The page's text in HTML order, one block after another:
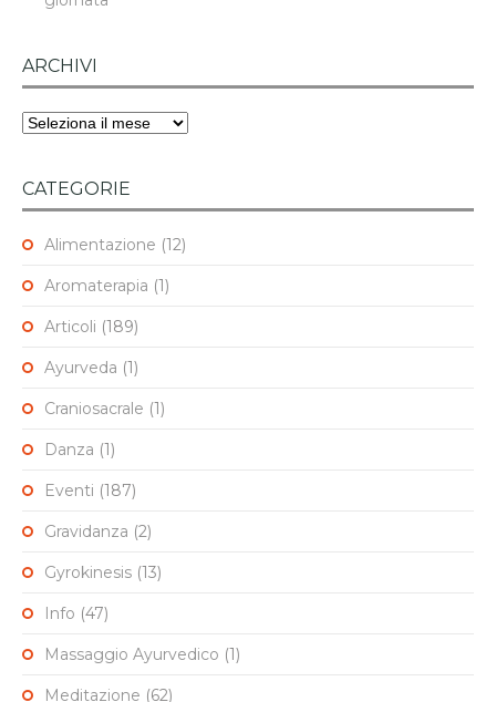
ARCHIVI
Archivi
CATEGORIE
Alimentazione (12)
Aromaterapia (1)
Articoli (189)
Ayurveda (1)
Craniosacrale (1)
Danza (1)
Eventi (187)
Gravidanza (2)
Gyrokinesis (13)
Info (47)
Massaggio Ayurvedico (1)
Meditazione (62)